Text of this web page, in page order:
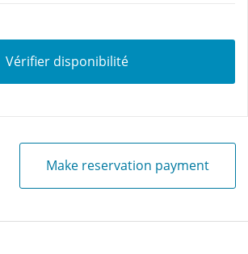
Vérifier disponibilité
Make reservation payment